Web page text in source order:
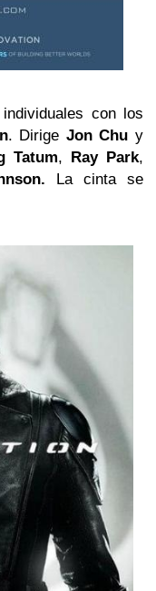
con los
. Dirige Jon Chu y
Tatum, Ray Park,
. La cinta se